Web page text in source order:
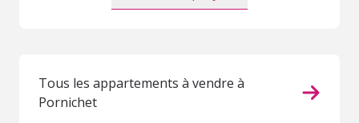
Tous les appartements à vendre à
Pornichet